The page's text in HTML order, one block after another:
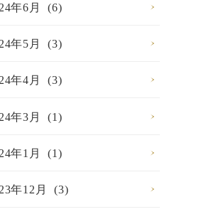
年6月 (6)
年5月 (3)
年4月 (3)
年3月 (1)
年1月 (1)
年12月 (3)